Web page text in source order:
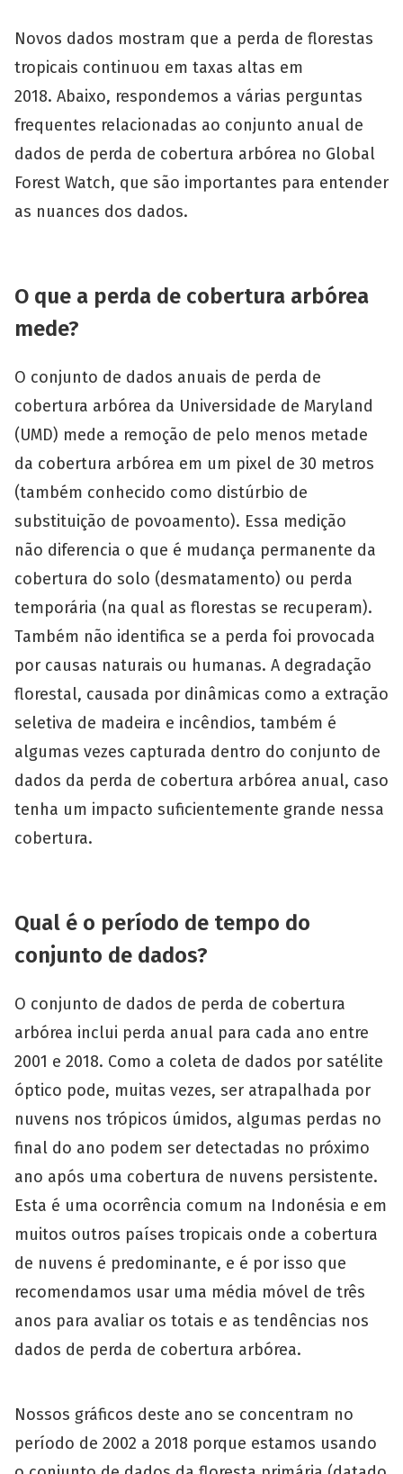
Novos dados mostram que a perda de florestas
tropicais continuou em taxas altas em
2018. Abaixo, respondemos a várias perguntas
frequentes relacionadas ao conjunto anual de
dados de perda de cobertura arbórea no Global
Forest Watch, que são importantes para entender
as nuances dos dados.
O que a perda de cobertura arbórea
mede?
O conjunto de dados anuais de perda de
cobertura arbórea da Universidade de Maryland
(UMD) mede a remoção de pelo menos metade
da cobertura arbórea em um pixel de 30 metros
(também conhecido como distúrbio de
substituição de povoamento). Essa medição
não diferencia o que é mudança permanente da
cobertura do solo (desmatamento) ou perda
temporária (na qual as florestas se recuperam).
Também não identifica se a perda foi provocada
por causas naturais ou humanas. A degradação
florestal, causada por dinâmicas como a extração
seletiva de madeira e incêndios, também é
algumas vezes capturada dentro do conjunto de
dados da perda de cobertura arbórea anual, caso
tenha um impacto suficientemente grande nessa
cobertura.
Qual é o período de tempo do
conjunto de dados?
O conjunto de dados de perda de cobertura
arbórea inclui perda anual para cada ano entre
2001 e 2018. Como a coleta de dados por satélite
óptico pode, muitas vezes, ser atrapalhada por
nuvens nos trópicos úmidos, algumas perdas no
final do ano podem ser detectadas no próximo
ano após uma cobertura de nuvens persistente.
Esta é uma ocorrência comum na Indonésia e em
muitos outros países tropicais onde a cobertura
de nuvens é predominante, e é por isso que
recomendamos usar uma média móvel de três
anos para avaliar os totais e as tendências nos
dados de perda de cobertura arbórea.
Nossos gráficos deste ano se concentram no
período de 2002 a 2018 porque estamos usando